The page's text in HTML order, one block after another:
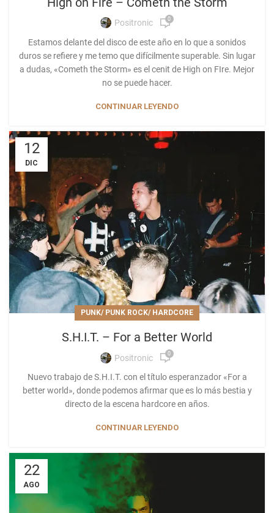
Positronic 0
Estamos delante del disco de este año en lo que a sonidos
duros se refiere y me temo que difícilmente superable. Sin lugar
a dudas, «Cometh the Storm» es el cenit de High on FIre. Mejor
no se puede hacer.
CONTINUAR LEYENDO
12
DIC
PUNK/ PUNK ROCK/ HARDCORE
S.H.I.T. – For a Better World
Positronic 0
Nuevo trabajo de S.H.I.T. con el título esperanzador «For a
better world», donde podemos afirmar que es lo más bestia y
directo de la escena hardcore en años.
CONTINUAR LEYENDO
22
AGO